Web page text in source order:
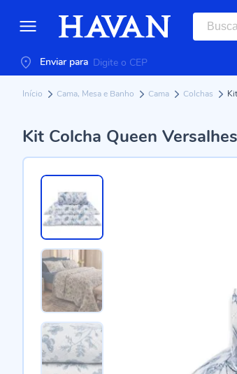
Enviar para
Início Cama, Mesa e Banho Cama Colchas
Kit Colcha Queen